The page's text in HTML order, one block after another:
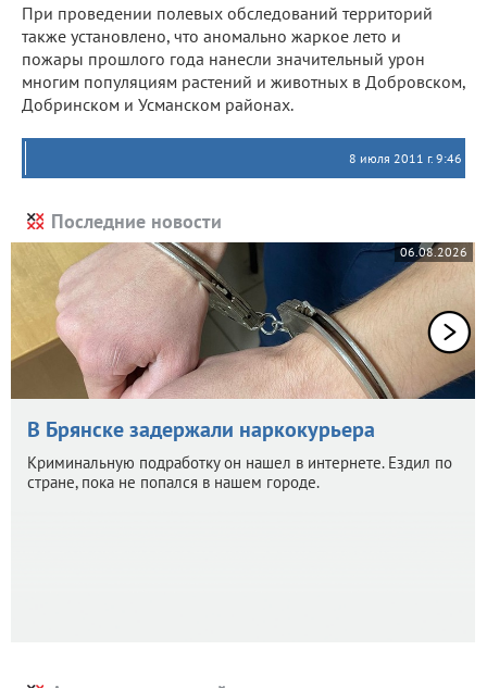
При проведении полевых обследований территорий
также установлено, что аномально жаркое лето и
пожары прошлого года нанесли значительный урон
многим популяциям растений и животных в Добровском,
Добринском и Усманском районах.
8 июля 2011 г. 9:46
Последние новости
06.08.2026
В Брянске задержали наркокурьера
Криминальную подработку он нашел в интернете. Ездил по
стране, пока не попался в нашем городе.